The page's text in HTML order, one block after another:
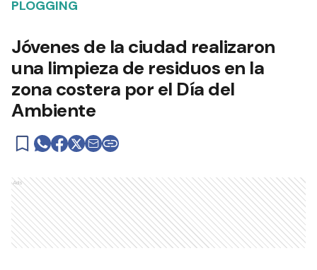
PLOGGING
Jóvenes de la ciudad realizaron
una limpieza de residuos en la
zona costera por el Día del
Ambiente
Ads